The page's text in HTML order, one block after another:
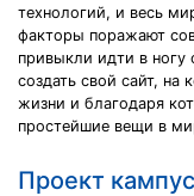
технологий, и весь
факторы поражают
привыкли идти в
создать свой сайт, на
жизни и благодаря
простейшие вещи в
Проект